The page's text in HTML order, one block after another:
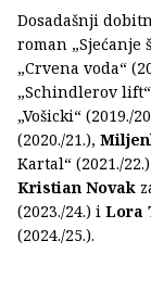
Dosadašnji
roman „Sjećanje
„Crvena voda“
„Schindlerov lift“
„Vošicki“ (2019./
(2020./21.),
Kartal“ (2021./
Kristian Novak
(2023./24.) i Lora
(2024./25.).